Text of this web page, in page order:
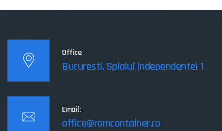
Office
Bucuresti, Splaiul Independentei 1
Email:
office@romcontainer.ro